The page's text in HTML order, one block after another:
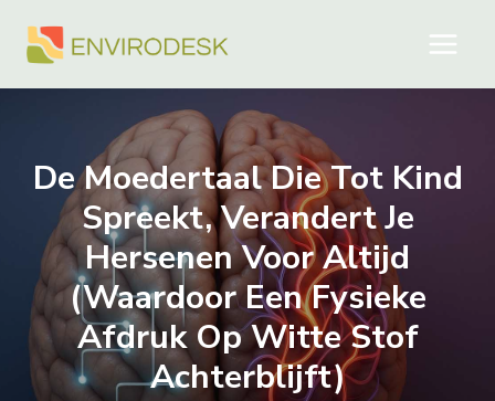
naar
De Moedertaal Die Tot Kind
Spreekt, Verandert Je
Hersenen Voor Altijd
(waardoor Een Fysieke
Afdruk Op Witte Stof
Achterblijft)